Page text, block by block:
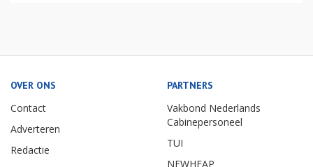
OVER ONS
Contact
Adverteren
Redactie
PARTNERS
Vakbond Nederlands
Cabinepersoneel
TUI
NEWHEAP